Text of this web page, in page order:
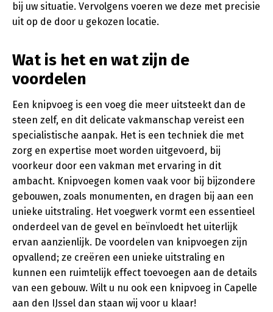
bij uw situatie. Vervolgens voeren we deze met precisie
uit op de door u gekozen locatie.
Wat is het en wat zijn de
voordelen
Een knipvoeg is een voeg die meer uitsteekt dan de
steen zelf, en dit delicate vakmanschap vereist een
specialistische aanpak. Het is een techniek die met
zorg en expertise moet worden uitgevoerd, bij
voorkeur door een vakman met ervaring in dit
ambacht. Knipvoegen komen vaak voor bij bijzondere
gebouwen, zoals monumenten, en dragen bij aan een
unieke uitstraling. Het voegwerk vormt een essentieel
onderdeel van de gevel en beïnvloedt het uiterlijk
ervan aanzienlijk. De voordelen van knipvoegen zijn
opvallend; ze creëren een unieke uitstraling en
kunnen een ruimtelijk effect toevoegen aan de details
van een gebouw. Wilt u nu ook een knipvoeg in Capelle
aan den IJssel dan staan wij voor u klaar!